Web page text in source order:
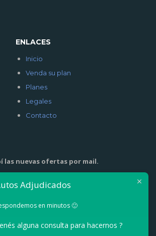
ENLACES
Inicio
Venda su plan
Planes
Legales
Contacto
las nuevas ofertas por mail.
Adjudicados
en minutos 🙂
alguna consulta para hacernos ?